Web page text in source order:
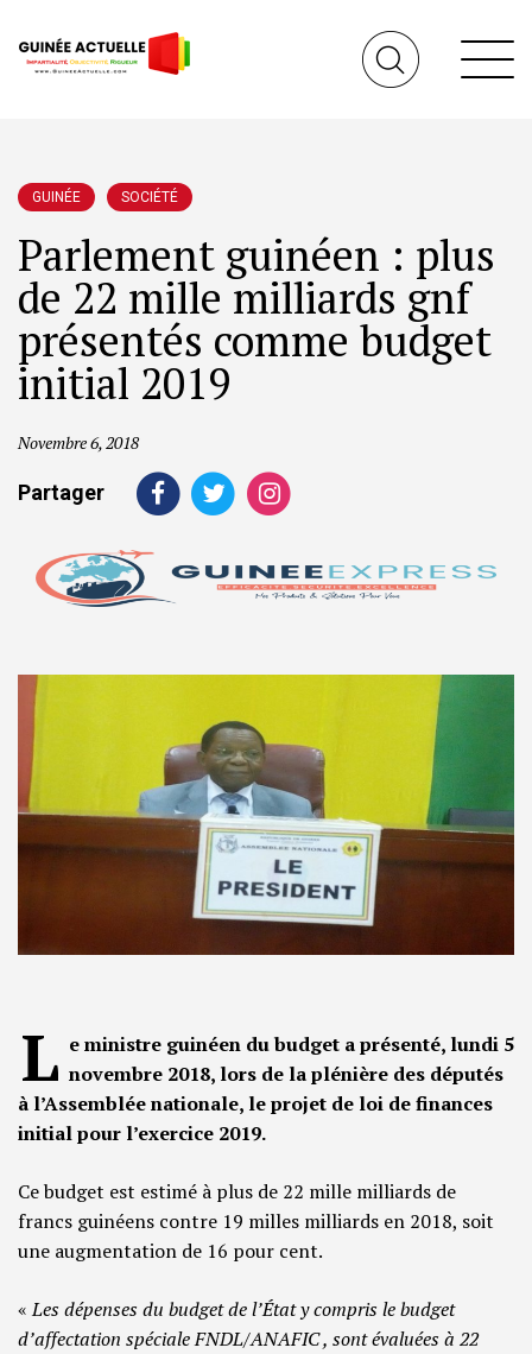
GUINÉE SOCIÉTÉ
Parlement guinéen : plus
de 22 mille milliards gnf
présentés comme budget
initial 2019
Novembre 6, 2018
Partager
L e ministre guinéen du budget a présenté, lundi 5
novembre 2018, lors de la plénière des députés
à l’Assemblée nationale, le projet de loi de finances
initial pour l’exercice 2019.
Ce budget est estimé à plus de 22 mille milliards de
francs guinéens contre 19 milles milliards en 2018, soit
une augmentation de 16 pour cent.
«Les dépenses du budget de l’État y compris le budget
d’affectation spéciale FNDL/ANAFIC , sont évaluées à 22